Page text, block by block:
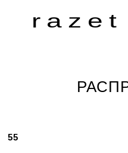
razet
55